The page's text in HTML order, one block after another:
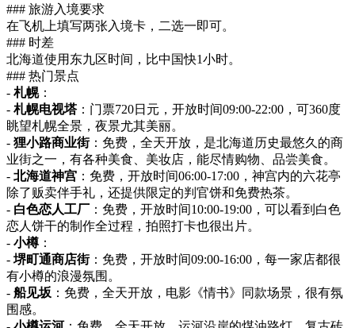
### 旅游入境要求
在飞机上填写两张入境卡，二选一即可。
### 时差
北海道使用东九区时间，比中国快1小时。
### 热门景点
- 札幌：
- 札幌电视塔：门票720日元，开放时间09:00-22:00，可360度
眺望札幌全景，夜景尤其美丽。
- 狸小路商业街：免费，全天开放，是北海道历史最悠久的商
业街之一，有各种美食、美妆店，能尽情购物、品尝美食。
- 北海道神宫 ：免费，开放时间06:00-17:00，神宫内的六花亭
除了贩卖伴手礼，还提供限定的判官饼和免费热茶。
- 白色恋人工厂 ：免费，开放时间10:00-19:00，可以看到白色
恋人饼干的制作全过程，拍照打卡也很出片。
- 小樽 ：
- 堺町通商店街：免费，开放时间09:00-16:00，每一家店都很
有小樽的浪漫氛围。
- 船见坂 ：免费，全天开放，电影《情书》同款场景，很有氛
围感。